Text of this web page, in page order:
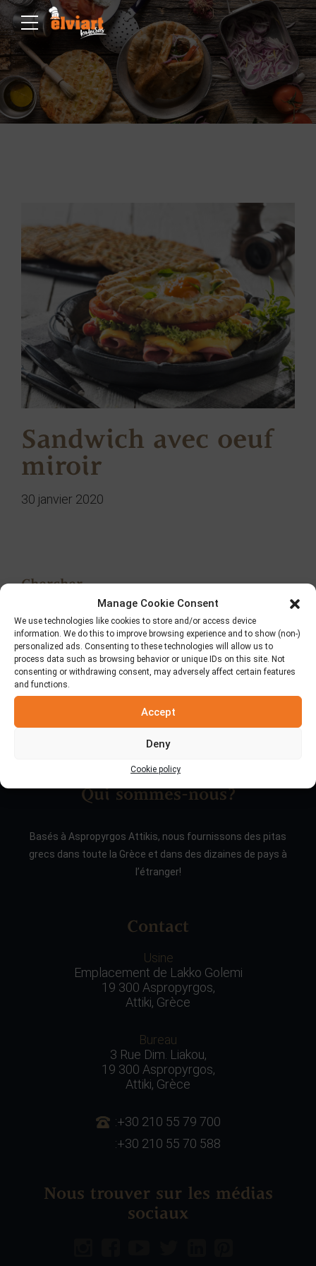
Manage Cookie Consent
We use technologies like cookies to store and/or access device
information. We do this to improve browsing experience and to show (non-)
personalized ads. Consenting to these technologies will allow us to
process data such as browsing behavior or unique IDs on this site. Not
consenting or withdrawing consent, may adversely affect certain features
and functions.
Accept
Deny
Cookie policy
Sandwich avec oeuf
miroir
30 janvier 2020
Chercher
Qui sommes-nous?
Basés à Aspropyrgos Attikis, nous fournissons des pitas
grecs dans toute la Grèce et dans des dizaines de pays à
l’étranger!
Contact
Usine
Emplacement de Lakko Golemi
19 300 Aspropyrgos,
Attiki, Grèce
Bureau
3 Rue Dim. Liakou,
19 300 Aspropyrgos,
Attiki, Grèce
:+30 210 55 79 700
:+30 210 55 70 588
Nous trouver sur les médias
sociaux